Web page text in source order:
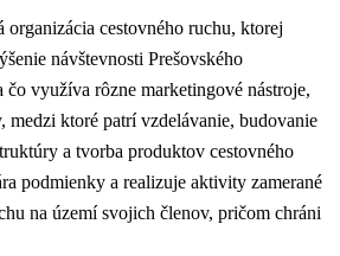
organizácia cestovného ruchu, ktorej
návštevnosti Prešovského
čo využíva rôzne marketingové nástroje,
medzi ktoré patrí vzdelávanie, budovanie
a tvorba produktov cestovného
podmienky a realizuje aktivity zamerané
na území svojich členov, pričom chráni